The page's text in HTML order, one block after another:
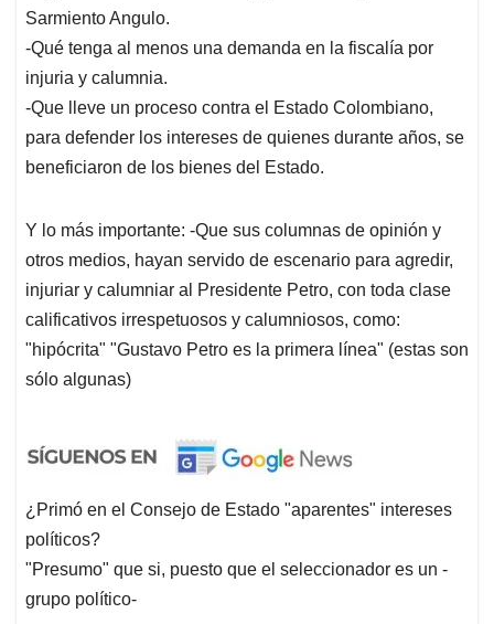
Sarmiento Angulo.
-Qué tenga al menos una demanda en la fiscalía por
injuria y calumnia.
-Que lleve un proceso contra el Estado Colombiano,
para defender los intereses de quienes durante años, se
beneficiaron de los bienes del Estado.
Y lo más importante: -Que sus columnas de opinión y
otros medios, hayan servido de escenario para agredir,
injuriar y calumniar al Presidente Petro, con toda clase
calificativos irrespetuosos y calumniosos, como:
"hipócrita" "Gustavo Petro es la primera línea" (estas son
sólo algunas)
¿Primó en el Consejo de Estado "aparentes" intereses
políticos?
"Presumo" que si, puesto que el seleccionador es un -
grupo político-